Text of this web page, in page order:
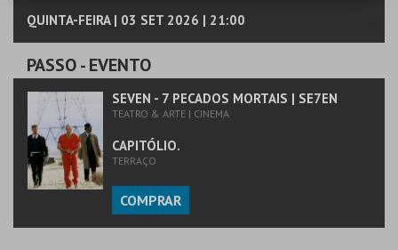
QUINTA-FEIRA | 03 SET 2026 | 21:00
PASSO- EVENTO
SEVEN - 7 PECADOS MORTAIS | SE7EN
TEATRO & ARTE | CINEMA
CAPITÓLIO.
TERRAÇO
COMPRAR